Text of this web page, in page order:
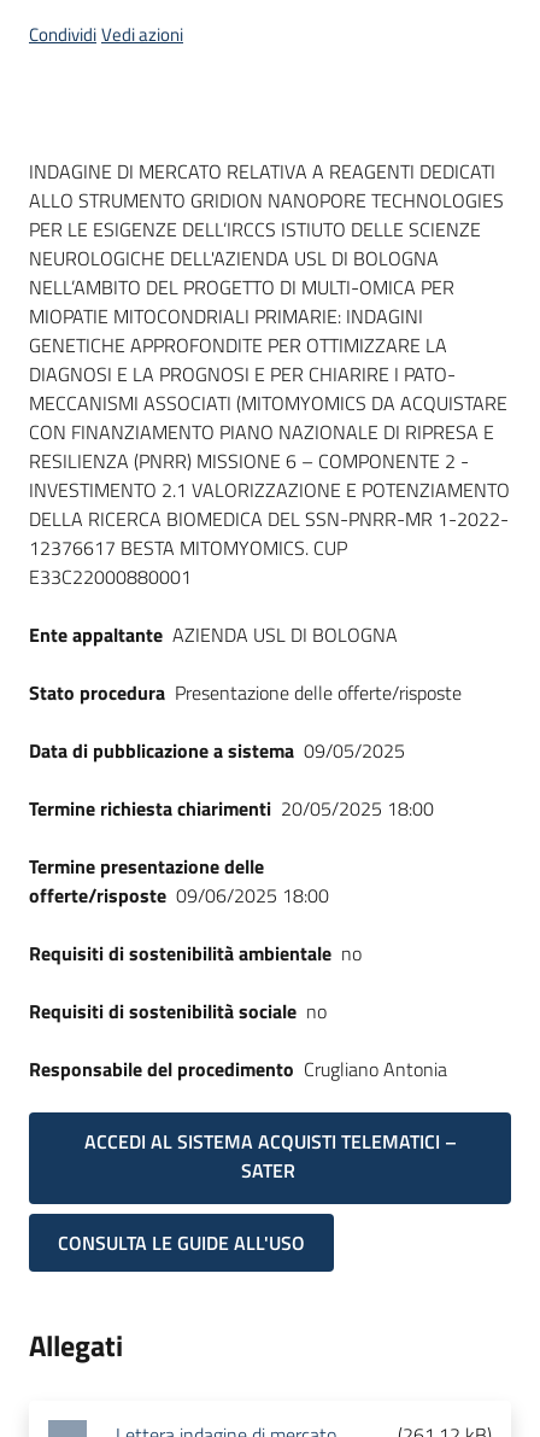
CondividiVedi azioni
Dati del bando
INDAGINE DI MERCATO RELATIVA A REAGENTI DEDICATI
ALLO STRUMENTO GRIDION NANOPORE TECHNOLOGIES
PER LE ESIGENZE DELL’IRCCS ISTIUTO DELLE SCIENZE
NEUROLOGICHE DELL'AZIENDA USL DI BOLOGNA
NELL’AMBITO DEL PROGETTO DI MULTI-OMICA PER
MIOPATIE MITOCONDRIALI PRIMARIE: INDAGINI
GENETICHE APPROFONDITE PER OTTIMIZZARE LA
DIAGNOSI E LA PROGNOSI E PER CHIARIRE I PATO-
MECCANISMI ASSOCIATI (MITOMYOMICS DA ACQUISTARE
CON FINANZIAMENTO PIANO NAZIONALE DI RIPRESA E
RESILIENZA (PNRR) MISSIONE 6 – COMPONENTE 2 -
INVESTIMENTO 2.1 VALORIZZAZIONE E POTENZIAMENTO
DELLA RICERCA BIOMEDICA DEL SSN-PNRR-MR 1-2022-
12376617 BESTA MITOMYOMICS. CUP
E33C22000880001
Ente appaltante AZIENDA USL DI BOLOGNA
Stato procedura Presentazione delle offerte/risposte
Data di pubblicazione a sistema 09/05/2025
Termine richiesta chiarimenti 20/05/2025 18:00
Termine presentazione delle
offerte/risposte 09/06/2025 18:00
Requisiti di sostenibilità ambientale no
Requisiti di sostenibilità sociale no
Responsabile del procedimento Crugliano Antonia
ACCEDI AL SISTEMA ACQUISTI TELEMATICI –
SATER
CONSULTA LE GUIDE ALL'USO
Allegati